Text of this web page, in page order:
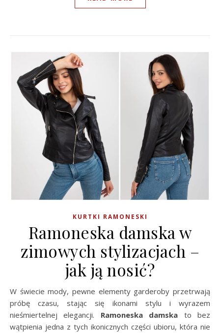
KURTKI RAMONESKI
Ramoneska damska w
zimowych stylizacjach –
jak ją nosić?
W świecie mody, pewne elementy garderoby przetrwają
próbę czasu, stając się ikonami stylu i wyrazem
nieśmiertelnej elegancji. Ramoneska damska to bez
wątpienia jedna z tych ikonicznych części ubioru, która nie